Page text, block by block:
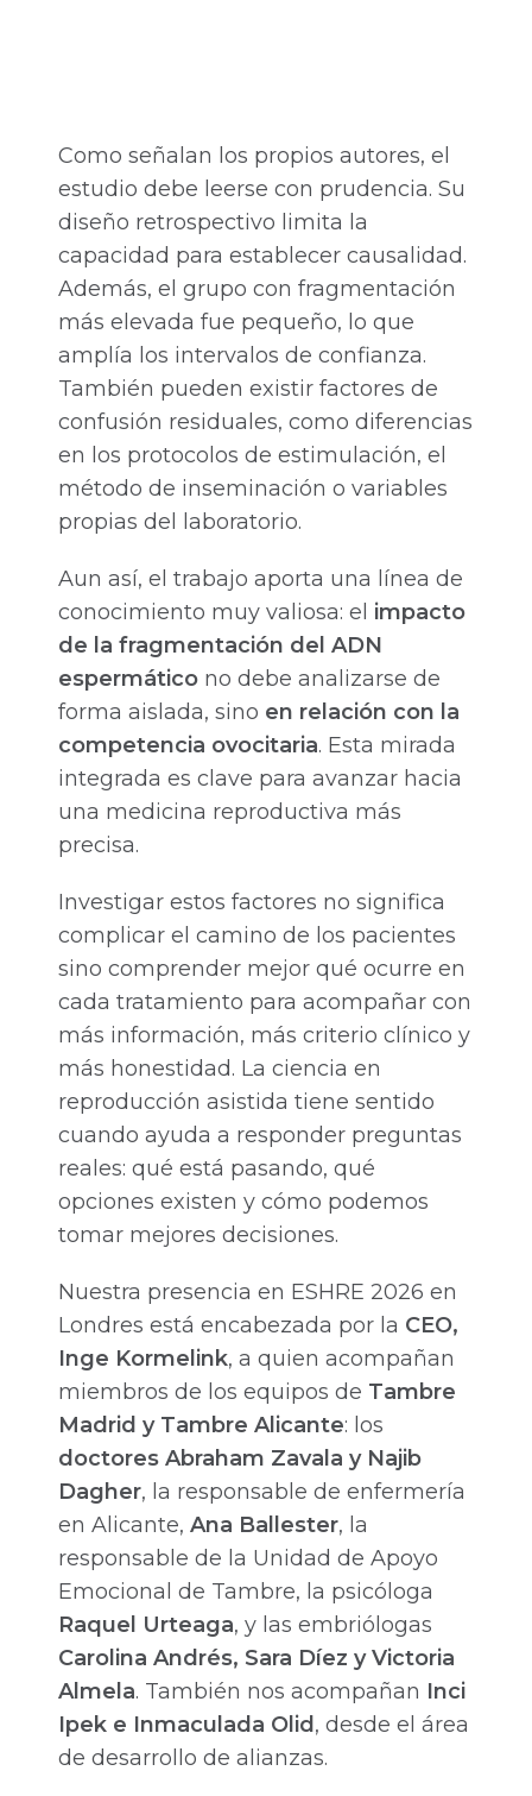
Como señalan los propios autores, el
estudio debe leerse con prudencia. Su
diseño retrospectivo limita la
capacidad para establecer causalidad.
Además, el grupo con fragmentación
más elevada fue pequeño, lo que
amplía los intervalos de confianza.
También pueden existir factores de
confusión residuales, como diferencias
en los protocolos de estimulación, el
método de inseminación o variables
propias del laboratorio.
Aun así, el trabajo aporta una línea de
conocimiento muy valiosa: el impacto
de la fragmentación del ADN
espermático no debe analizarse de
forma aislada, sino en relación con la
competencia ovocitaria. Esta mirada
integrada es clave para avanzar hacia
una medicina reproductiva más
precisa.
Investigar estos factores no significa
complicar el camino de los pacientes
sino comprender mejor qué ocurre en
cada tratamiento para acompañar con
más información, más criterio clínico y
más honestidad. La ciencia en
reproducción asistida tiene sentido
cuando ayuda a responder preguntas
reales: qué está pasando, qué
opciones existen y cómo podemos
tomar mejores decisiones.
Nuestra presencia en ESHRE 2026 en
Londres está encabezada por la CEO,
Inge Kormelink, a quien acompañan
miembros de los equipos de Tambre
Madrid y Tambre Alicante: los
doctores Abraham Zavala y Najib
Dagher, la responsable de enfermería
en Alicante, Ana Ballester, la
responsable de la Unidad de Apoyo
Emocional de Tambre, la psicóloga
Raquel Urteaga, y las embriólogas
Carolina Andrés, Sara Díez y Victoria
Almela. También nos acompañan Inci
Ipek e Inmaculada Olid , desde el área
de desarrollo de alianzas.